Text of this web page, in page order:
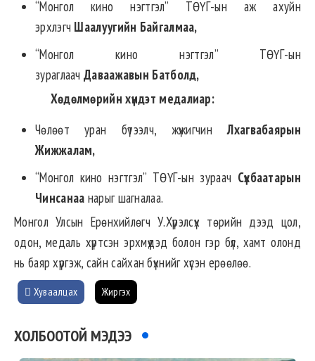
“Монгол кино нэгтгэл” ТӨҮГ-ын аж ахуйн
эрхлэгч Шаалуугийн Байгалмаа,
“Монгол кино нэгтгэл” ТӨҮГ-ын
зураглаач Даваажавын Батболд,
Хөдөлмөрийн хүндэт медалиар:
Чөлөөт уран бүтээлч, жүжигчинЛхагвабаярын
Жижжалам,
“Монгол кино нэгтгэл” ТӨҮГ-ын зураач Сүхбаатарын
Чинсанаа нарыг шагналаа.
Монгол Улсын Ерөнхийлөгч У.Хүрэлсүх төрийн дээд цол,
одон, медаль хүртсэн эрхмүүдэд болон гэр бүл, хамт олонд
нь баяр хүргэж, сайн сайхан бүхнийг хүсэн ерөөлөө.
Хуваалцах Жиргэх
ХОЛБООТОЙ МЭДЭЭ